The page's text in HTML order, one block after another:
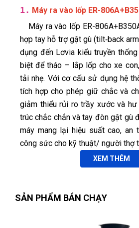
1. Máy ra vào lốp ER-
Máy ra vào lốp ER-
hợp tay hỗ trợ gật gù (tilt‑back
dụng đến Lơvia kiểu truyền
biệt để tháo – lắp lốp cho xe
tải nhẹ. Với cơ cấu sử dụng hệ
tích hợp cho phép giữ chắc và
giảm thiểu rủi ro trầy xước và hư
trúc chắc chắn và tay đòn gật gù
máy mang lại hiệu suất cao, an
công sức cho kỹ thuật/ người thợ
quy trình thay lốp nhanh chóng,
đáp ứng nhu cầu của garage ô
1.1. Ứng dụng và đối tượng sử
Xe con & ô tô du lịch: Sedan,
XEM THÊM
SẢN PHẨM BÁN CHẠY